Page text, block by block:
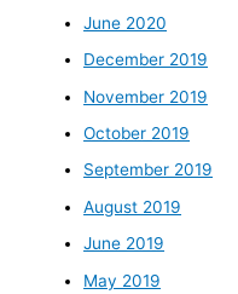
June 2020
December 2019
November 2019
October 2019
September 2019
August 2019
June 2019
May 2019